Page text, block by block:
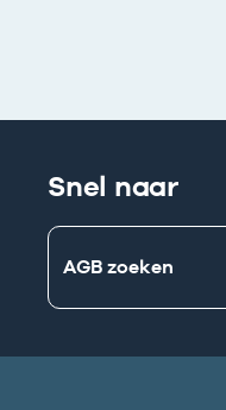
Snel naar
AGB zoeken